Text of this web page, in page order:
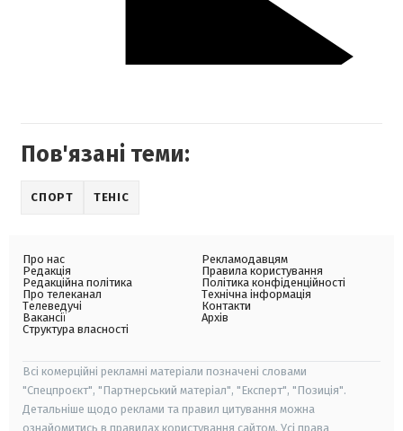
Пов'язані теми:
СПОРТ ТЕНІС
Про нас
Редакція
Редакційна політика
Про телеканал
Телеведучі
Вакансії
Структура власності
Рекламодавцям
Правила користування
Політика конфіденційності
Технічна інформація
Контакти
Архів
Всі комерційні рекламні матеріали позначені словами
"Спецпроєкт", "Партнерський матеріал", "Експерт", "Позиція".
Детальніше щодо реклами та правил цитування можна
ознайомитись в правилах користування сайтом. Усі права